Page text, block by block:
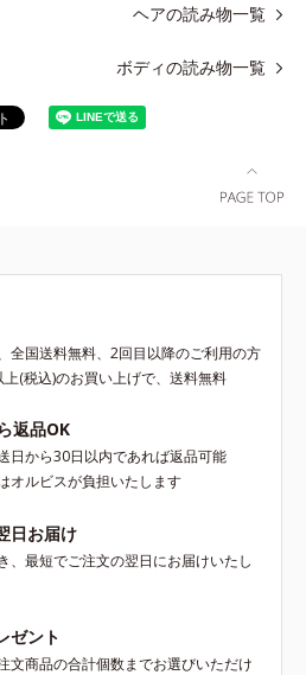
ヘアの読み物一覧
ボディの読み物一覧
全国送料無料、2回目以降のご利用の方
(税込)のお買い上げで、送料無料
返品OK
日から30日以内であれば返品可能
オルビスが負担いたします
日お届け
、最短でご注文の翌日にお届けいたし
ゼント
文商品の合計個数までお選びいただけ